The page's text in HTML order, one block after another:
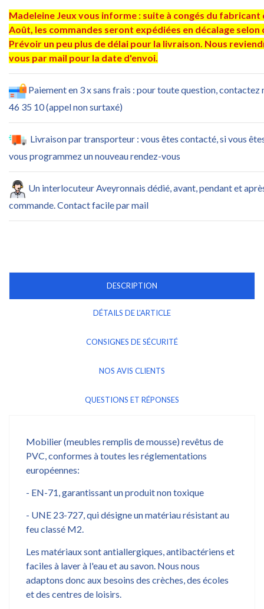
Madeleine Jeux vous informe : suite à congés du fabricant
Août, les commandes seront expédiées en décalage selon
Prévoir un peu plus de délai pour la livraison. Nous
vous par mail pour la date d'envoi.
Paiement en 3 x sans frais : pour toute question, contactez
46 35 10 (appel non surtaxé)
Livraison par transporteur : vous êtes contacté, si vous
vous programmez un nouveau rendez-vous
Un interlocuteur Aveyronnais dédié, avant, pendant et
commande. Contact facile par mail
DESCRIPTION
DÉTAILS DE L'ARTICLE
CONSIGNES DE SÉCURITÉ
NOS AVIS CLIENTS
QUESTIONS ET RÉPONSES
Mobilier (meubles remplis de mousse) revêtus de
PVC, conformes à toutes les réglementations
européennes:
- EN-71, garantissant un produit non toxique
- UNE 23-727, qui désigne un matériau résistant au
feu classé M2.
Les matériaux sont antiallergiques, antibactériens et
faciles à laver à l'eau et au savon. Nous nous
adaptons donc aux besoins des crèches, des écoles
et des centres de loisirs.